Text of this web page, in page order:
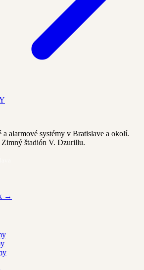
a alarmové systémy v Bratislave a okolí.
štadión V. Dzurillu.
→